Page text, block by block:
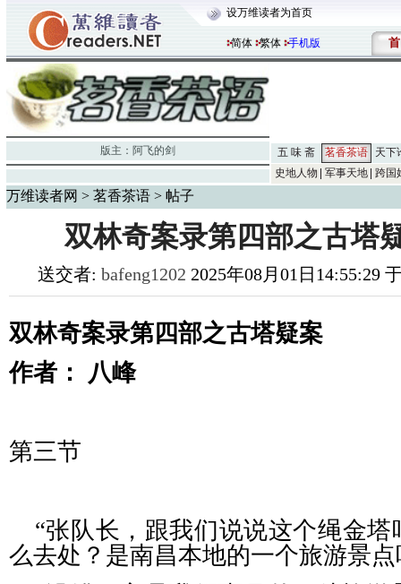
设万维读者为首页
简体 繁体 手机版 首
版主： 阿飞的剑 五 味 斋 茗香茶语
天下
史地人物
军事天地 跨国
万维读者网 > 茗香茶语 > 帖子
双林奇案录第四部之古塔
送交者: bafeng1202 2025年08月01日14:55:29
双林奇案录第四部之古塔疑案
作者： 八峰
第三节
“张队长，跟我们说说这个绳金
么去处？是南昌本地的一个旅游景